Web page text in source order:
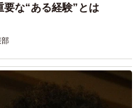
な“ある経験”とは
部